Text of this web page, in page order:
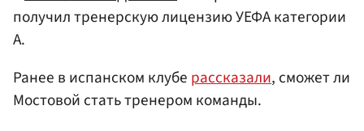
получил тренерскую лицензию УЕФА категории
А.
Ранее в испанском клубе рассказали, сможет ли
Мостовой стать тренером команды.